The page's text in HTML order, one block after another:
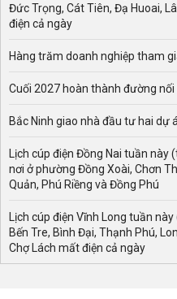
Đức Trọng, Cát Tiên, Đạ Huoai,
điện cả ngày
Hàng trăm doanh nghiệp tham
Cuối 2027 hoàn thành đường nối
Bắc Ninh giao nhà đầu tư hai dự
Lịch cúp điện Đồng Nai tuần
nơi ở phường Đồng Xoài, Chơn
Quản, Phú Riềng và Đồng Phú
Lịch cúp điện Vĩnh Long tuần
Bến Tre, Bình Đại, Thạnh Phú,
Chợ Lách mất điện cả ngày